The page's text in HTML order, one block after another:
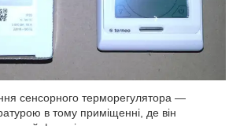
сенсорного терморегулятора —
в тому приміщенні, де він